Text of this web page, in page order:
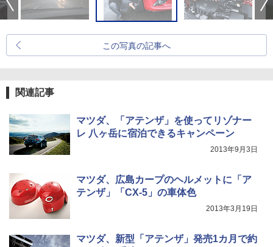
この写真の記事へ
関連記事
マツダ、「アテンザ」を使ってリゾナー
レ 八ヶ岳に宿泊できるキャンペーン
2013年9月3日
マツダ、広島カープのヘルメットに「ア
テンザ」「CX-5」の車体色
2013年3月19日
マツダ、新型「アテンザ」発売1カ月で約